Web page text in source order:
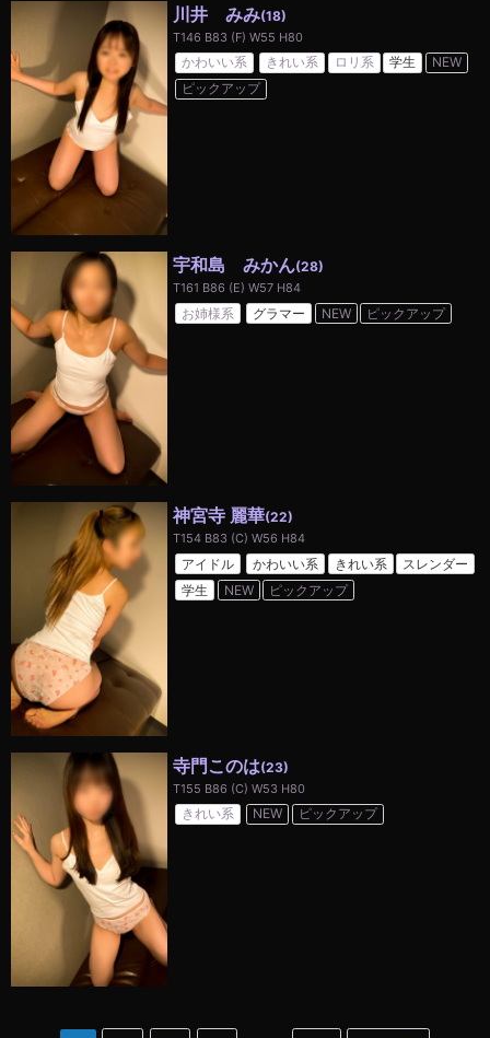
川井 みみ(18)
T146 B83 (F) W55 H80
かわいい系 きれい系 ロリ系 学生
NEW
ピックアップ
宇和島 みかん(28)
T161 B86 (E) W57 H84
お姉様系 グラマー NEW ピックアップ
神宮寺 麗華(22)
T154 B83 (C) W56 H84
アイドル かわいい系 きれい系
スレンダー
学生
NEW ピックアップ
寺門このは(23)
T155 B86 (C) W53 H80
きれい系 NEW ピックアップ